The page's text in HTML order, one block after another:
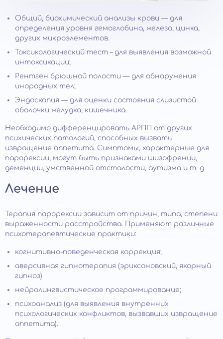
Общий, биохимический анализы крови — для
определения уровня гемоглобина, железа, цинка,
других микроэлементов.
Токсикологический тест – для выявления возможной
интоксикации;
Рентген брюшной полости — для обнаружения
инородных тел;
Эндоскопия — для оценки состояния слизистой
оболочки желудка, кишечника.
Необходимо дифференцировать АРПП от других
психических патологий, способных вызвать
извращение аппетита. Симптомы, характерные для
парорексии, могут быть признаками шизофрении,
деменции, умственной отсталости, аутизма и т. д.
Лечение
Терапия парорексии зависит от причин, типа, степени
выраженности расстройства. Применяют различные
психотерапевтические практики:
когнитивно-поведенческая коррекция;
аверсивная гипнотерапия (эриксоновский, якорный
гипноз)
нейролингвистическое программирование;
психоанализ (для выявления внутренних
психологических конфликтов, вызвавших извращение
аппетита).